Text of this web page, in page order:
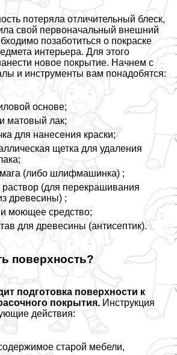
потеряла отличительный блеск,
свой первоначальный внешний
позаботиться о покраске
интерьера. Для этого
новое покрытие. Начнем с
и инструменты вам понадобятся:
основе;
матовый лак;
для нанесения краски;
щетка для удаления
(либо шлифмашинка) ;
раствор (для перекрашивания
древесины) ;
и моющее средство;
для древесины (антисептик).
поверхность?
подготовка поверхности к
покрытия.Инструкция
действия:
старой мебели,